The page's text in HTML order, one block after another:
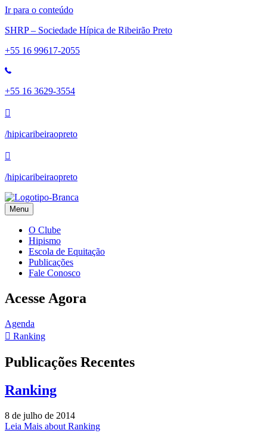
Ir para o conteúdo
SHRP – Sociedade Hípica de Ribeirão Preto
+55 16 99617-2055
+55 16 3629-3554
/hipicaribeiraopreto
/hipicaribeiraopreto
Menu
O Clube
Hipismo
Escola de Equitação
Publicações
Fale Conosco
Acesse Agora
Agenda
Ranking
Publicações Recentes
Ranking
8 de julho de 2014
Leia Mais about Ranking